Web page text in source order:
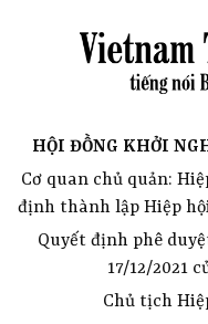
HỘI ĐỒNG KHỞI
Cơ quan chủ quản:
định thành lập Hiệp
Quyết định phê
17/12/2021
Chủ tịch